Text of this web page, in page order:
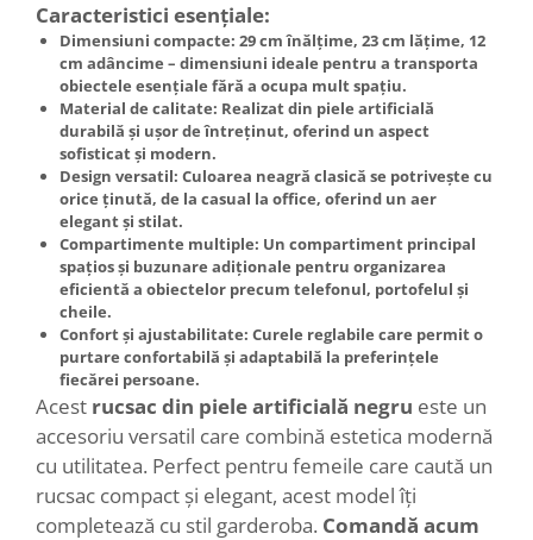
Caracteristici esențiale:
Dimensiuni compacte: 29 cm înălțime, 23 cm lățime, 12
cm adâncime – dimensiuni ideale pentru a transporta
obiectele esențiale fără a ocupa mult spațiu.
Material de calitate: Realizat din piele artificială
durabilă și ușor de întreținut, oferind un aspect
sofisticat și modern.
Design versatil: Culoarea neagră clasică se potrivește cu
orice ținută, de la casual la office, oferind un aer
elegant și stilat.
Compartimente multiple: Un compartiment principal
spațios și buzunare adiționale pentru organizarea
eficientă a obiectelor precum telefonul, portofelul și
cheile.
Confort și ajustabilitate: Curele reglabile care permit o
purtare confortabilă și adaptabilă la preferințele
fiecărei persoane.
Acest rucsac din piele artificială negru este un
accesoriu versatil care combină estetica modernă
cu utilitatea. Perfect pentru femeile care caută un
rucsac compact și elegant, acest model îți
completează cu stil garderoba. Comandă acum